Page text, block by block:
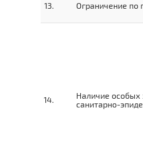
Ограничение по
Наличие особых
санитарно-